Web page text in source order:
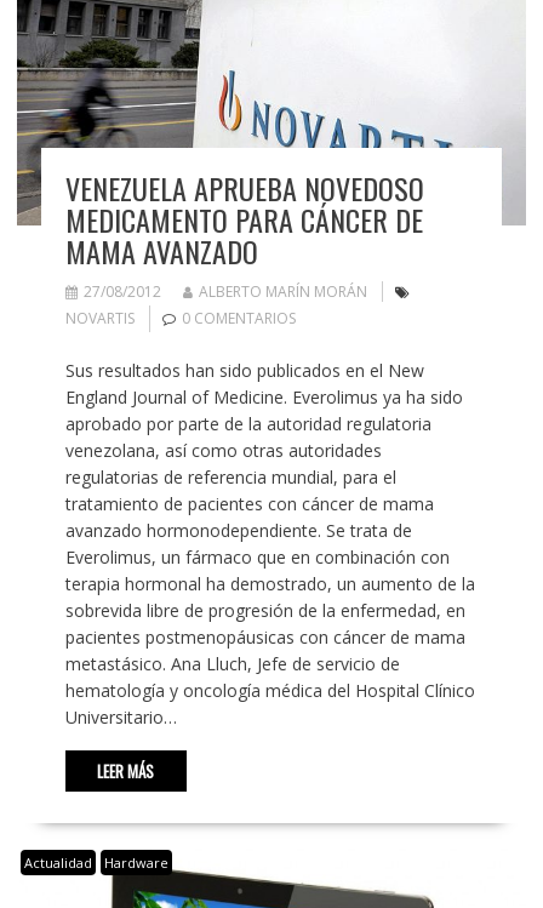
VENEZUELA APRUEBA NOVEDOSO
MEDICAMENTO PARA CÁNCER DE
MAMA AVANZADO
27/08/2012
ALBERTO MARÍN MORÁN
NOVARTIS
0 COMENTARIOS
Sus resultados han sido publicados en el New
England Journal of Medicine. Everolimus ya ha sido
aprobado por parte de la autoridad regulatoria
venezolana, así como otras autoridades
regulatorias de referencia mundial, para el
tratamiento de pacientes con cáncer de mama
avanzado hormonodependiente. Se trata de
Everolimus, un fármaco que en combinación con
terapia hormonal ha demostrado, un aumento de la
sobrevida libre de progresión de la enfermedad, en
pacientes postmenopáusicas con cáncer de mama
metastásico. Ana Lluch, Jefe de servicio de
hematología y oncología médica del Hospital Clínico
Universitario…
LEER MÁS
Actualidad Hardware